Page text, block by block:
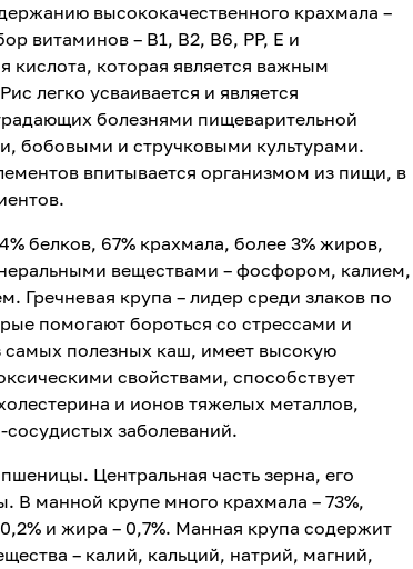
высококачественного крахмала –
витаминов – B1, В2, В6, РР, Е и
кислота, которая является важным
легко усваивается и является
болезнями пищеварительной
бобовыми и стручковыми культурами.
впитывается организмом из пищи, в
белков, 67% крахмала, более 3% жиров,
веществами – фосфором, калием,
Гречневая крупа – лидер среди злаков по
помогают бороться со стрессами и
самых полезных каш, имеет высокую
свойствами, способствует
и ионов тяжелых металлов,
заболеваний.
Центральная часть зерна, его
В манной крупе много крахмала – 73%,
и жира – 0,7%. Манная крупа содержит
– калий, кальций, натрий, магний,